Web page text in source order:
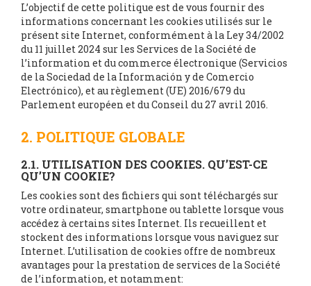
L’objectif de cette politique est de vous fournir des
informations concernant les cookies utilisés sur le
présent site Internet, conformément à la Ley 34/2002
du 11 juillet 2024 sur les Services de la Société de
l’information et du commerce électronique (Servicios
de la Sociedad de la Información y de Comercio
Electrónico), et au règlement (UE) 2016/679 du
Parlement européen et du Conseil du 27 avril 2016.
2. POLITIQUE GLOBALE
2.1. UTILISATION DES COOKIES. QU’EST-CE
QU’UN COOKIE?
Les cookies sont des fichiers qui sont téléchargés sur
votre ordinateur, smartphone ou tablette lorsque vous
accédez à certains sites Internet. Ils recueillent et
stockent des informations lorsque vous naviguez sur
Internet. L’utilisation de cookies offre de nombreux
avantages pour la prestation de services de la Société
de l’information, et notamment: